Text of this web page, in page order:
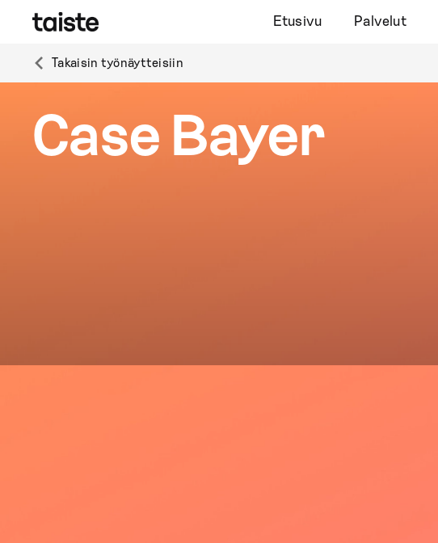
Etusivu Palvelut
Takaisin työnäytteisiin
Case Bayer